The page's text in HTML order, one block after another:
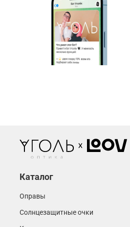
Каталог
Оправы
Солнцезащитные очки